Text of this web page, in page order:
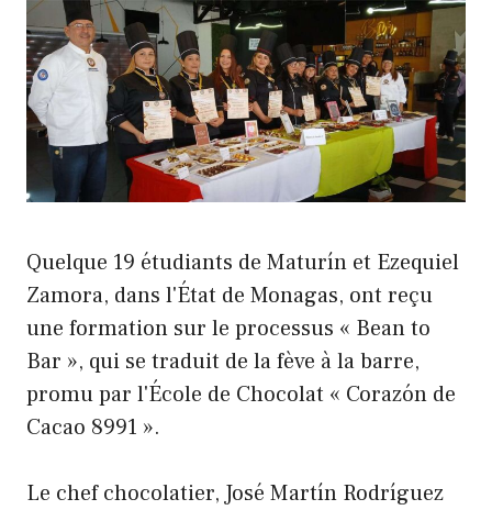
Quelque 19 étudiants de Maturín et Ezequiel
Zamora, dans l'État de Monagas, ont reçu
une formation sur le processus « Bean to
Bar », qui se traduit de la fève à la barre,
promu par l'École de Chocolat « Corazón de
Cacao 8991 ».
Le chef chocolatier, José Martín Rodríguez